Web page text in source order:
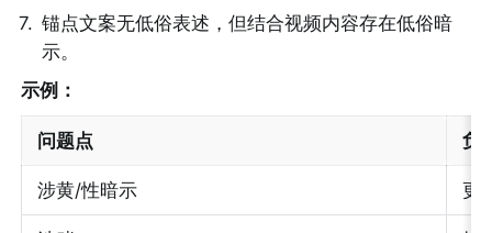
7. 锚点文案无低俗表述，但结合视频内容存在低俗暗
示。
示例：
问题点 负
涉黄/性暗示 更